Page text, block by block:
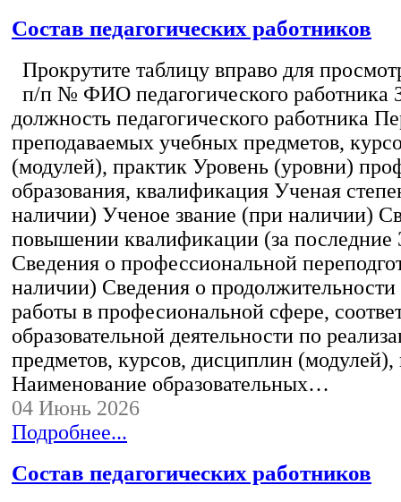
Состав педагогических работников
Прокрутите таблицу вправо для
п/п № ФИО педагогического работника
должность педагогического работника
преподаваемых учебных предметов,
(модулей), практик Уровень (уровни)
образования, квалификация Ученая
наличии) Ученое звание (при наличии)
повышении квалификации (за последние
Сведения о профессиональной
наличии) Сведения о
работы в професиональной сфере,
образовательной деятельности по
предметов, курсов, дисциплин (модулей),
Наименование образовательных…
04 Июнь 2026
Подробнее...
Состав педагогических работников